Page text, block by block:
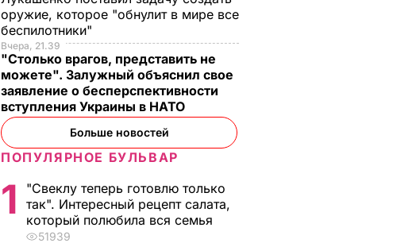
оружие, которое "обнулит в мире все
беспилотники"
Вчера, 21.39
"Столько врагов, представить не
можете". Залужный объяснил свое
заявление о бесперспективности
вступления Украины в НАТО
Больше новостей
ПОПУЛЯРНОЕ БУЛЬВАР
1
"Свеклу теперь готовлю только
так". Интересный рецепт салата,
который полюбила вся семья
51939